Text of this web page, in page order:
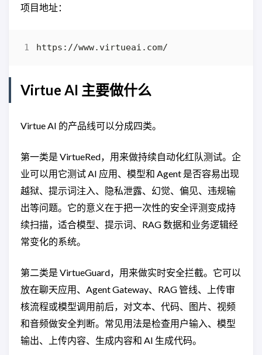
项目地址：
Virtue AI 主要做什么
Virtue AI 的产品线可以分成四类。
第一类是 VirtueRed，用来做持续自动化红队测试。企
业可以用它测试 AI 应用、模型和 Agent 是否容易出现
越狱、提示词注入、隐私泄露、幻觉、偏见、违规输
出等问题。它的意义在于把一次性的安全评测变成持
续扫描，适合模型、提示词、RAG 数据和业务逻辑经
常变化的系统。
第二类是 VirtueGuard，用来做实时安全拦截。它可以
放在聊天应用、Agent Gateway、RAG 管线、上传审
核流程或模型调用前后，对文本、代码、图片、视频
和音频做安全判断。常见用法是检查用户输入、模型
输出、上传内容、生成内容和 AI 生成代码。